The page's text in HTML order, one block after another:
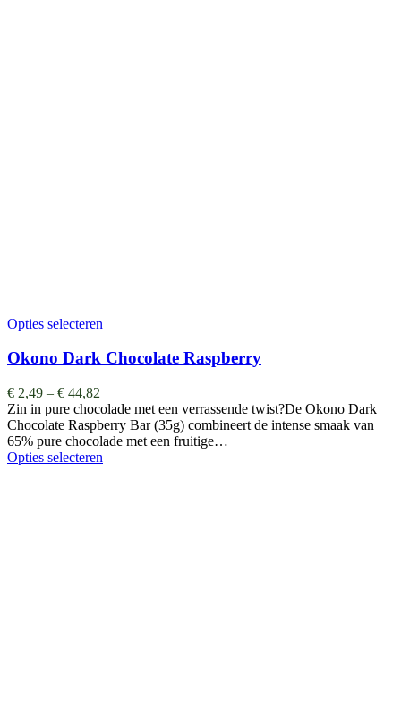
Opties selecteren
Okono Dark Chocolate Raspberry
€ 2,49 – € 44,82
Zin in pure chocolade met een verrassende twist?De Okono Dark
Chocolate Raspberry Bar (35g) combineert de intense smaak van
65% pure chocolade met een fruitige…
Opties selecteren